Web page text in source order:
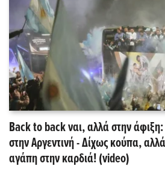
Back to back ναι, αλλά στην
στην Αργεντινή - Δίχως κούπα,
αγάπη στην καρδιά! (video)